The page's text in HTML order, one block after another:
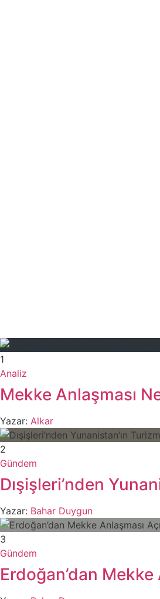
1
Analiz
Mekke Anlaşması
Yazar: Alkar
2
Gündem
Dışişleri’nden
Yazar: Bahar Duygun
3
Gündem
Erdoğan’dan Mekke